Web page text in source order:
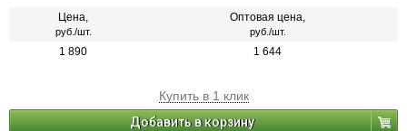
агломератом
Цена,
руб./шт.
Оптовая цена,
руб./шт.
1 890 1 644
Купить в 1 клик
Добавить в корзину